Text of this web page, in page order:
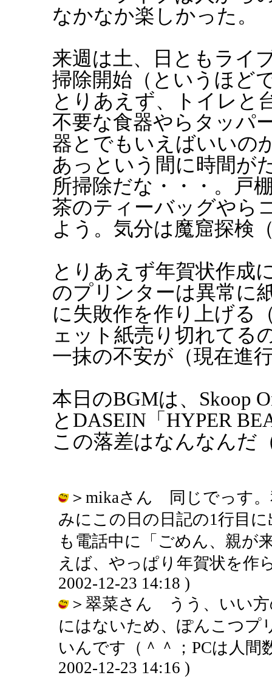
なかなか楽しかった。
来週は土、日ともライ
掃除開始（というほど
とりあえず、トイレと
不要な食器やらタッパ
器とでもいえばいいの
あっという間に時間が
所掃除だな・・・。戸
茶のティーバッグやら
よう。気分は魔窟探検
とりあえず年賀状作成
のプリンターは異常に
に失敗作を作り上げる
ェット紙売り切れてる
一抹の不安が（現在進
本日のBGMは、Skoop
とDASEIN「HYPER
この落差はなんなんだ
＞mikaさん 同じでっす。
みにこの日の日記の1行目
も電話中に「ごめん、親が
えば、やっぱり年賀状を作
2002-12-23 14:18 )
＞翠菜さん うう、いい方
にはないため、ぽんこつプ
いんです（＾＾；PCは人
2002-12-23 14:16 )